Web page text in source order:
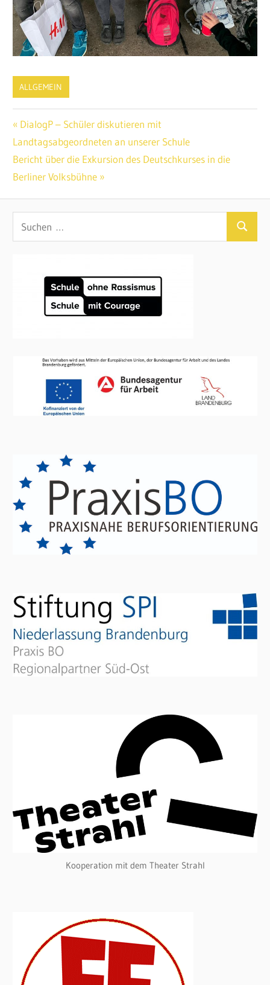
ALLGEMEIN
Beitragsnavigation
Vorheriger
Beitrag:
DialogP – Schüler diskutieren mit
Landtagsabgeordneten an unserer Schule
Nächster
Beitrag:
Bericht über die Exkursion des Deutschkurses in die
Berliner Volksbühne
Suchen
Kooperation mit dem Theater Strahl